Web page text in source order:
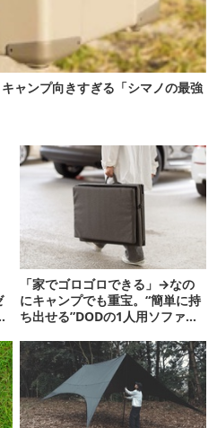
ャンプ向きすぎる「シマノの最強
「家でゴロゴロできる」→なの
にキャンプでも重宝。“簡単に持
ち出せる”DODの1人用ソファが